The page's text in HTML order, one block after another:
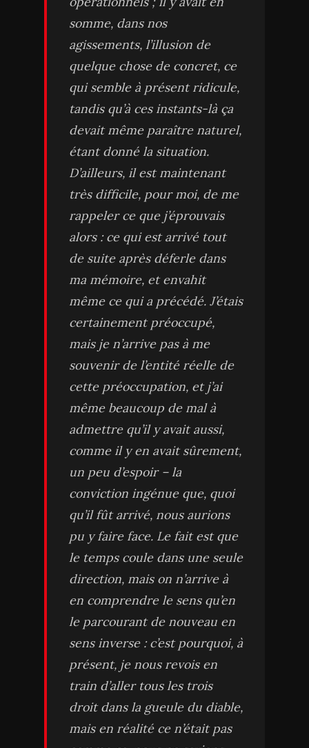
somme, dans nos
agissements, l’illusion de
quelque chose de concret, ce
qui semble à présent ridicule,
tandis qu’à ces instants-là ça
devait même paraître naturel,
étant donné la situation.
D’ailleurs, il est maintenant
très difficile, pour moi, de me
rappeler ce que j’éprouvais
alors : ce qui est arrivé tout
de suite après déferle dans
ma mémoire, et envahit
même ce qui a précédé. J’étais
certainement préoccupé,
mais je n’arrive pas à me
souvenir de l’entité réelle de
cette préoccupation, et j’ai
même beaucoup de mal à
admettre qu’il y avait aussi,
comme il y en avait sûrement,
un peu d’espoir – la
conviction ingénue que, quoi
qu’il fût arrivé, nous aurions
pu y faire face. Le fait est que
le temps coule dans une seule
direction, mais on n’arrive à
en comprendre le sens qu’en
le parcourant de nouveau en
sens inverse : c’est pourquoi, à
présent, je nous revois en
train d’aller tous les trois
droit dans la gueule du diable,
mais en réalité ce n’était pas